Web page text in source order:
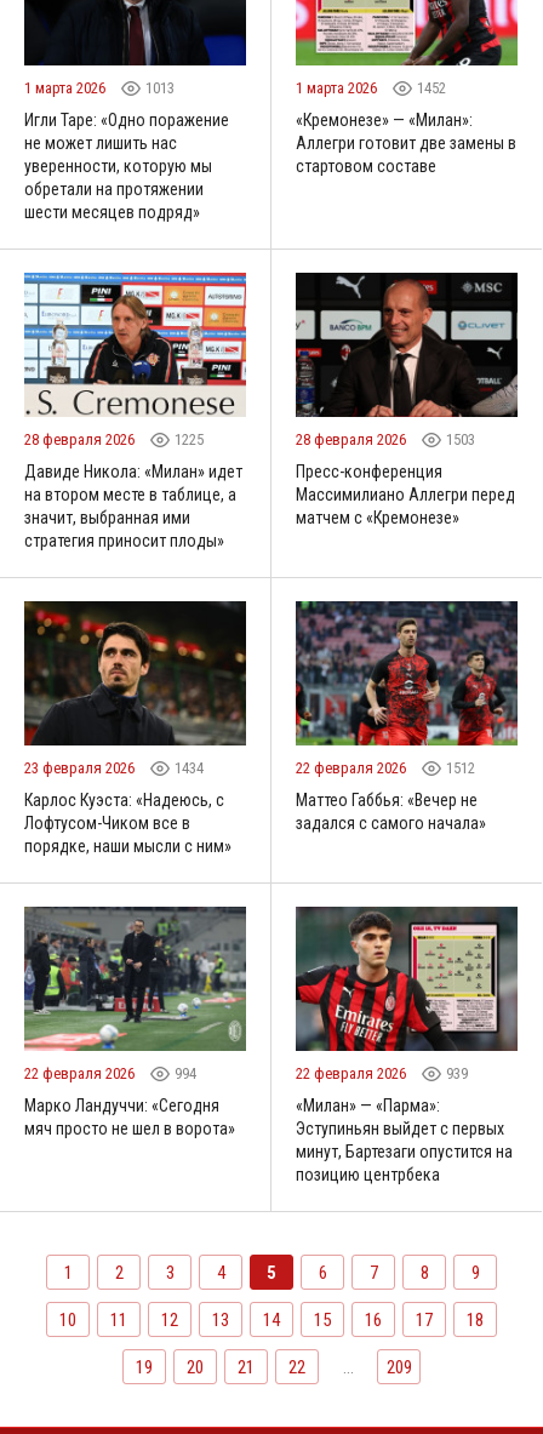
1 марта 2026 1013
Игли Таре: «Одно поражение
не может лишить нас
уверенности, которую мы
обретали на протяжении
шести месяцев подряд»
1 марта 2026 1452
«Кремонезе» — «Милан»:
Аллегри готовит две замены в
стартовом составе
28 февраля 2026 1225
Давиде Никола: «Милан» идет
на втором месте в таблице, а
значит, выбранная ими
стратегия приносит плоды»
28 февраля 2026 1503
Пресс-конференция
Массимилиано Аллегри перед
матчем с «Кремонезе»
23 февраля 2026 1434
Карлос Куэста: «Надеюсь, с
Лофтусом-Чиком все в
порядке, наши мысли с ним»
22 февраля 2026 1512
Маттео Габбья: «Вечер не
задался с самого начала»
22 февраля 2026 994
Марко Ландуччи: «Сегодня
мяч просто не шел в ворота»
22 февраля 2026 939
«Милан» — «Парма»:
Эступиньян выйдет с первых
минут, Бартезаги опустится на
позицию центрбека
1 2 3 4 5 6 7 8 9
10 11 12 13 14 15 16 17 18
19 20 21 22 ... 209